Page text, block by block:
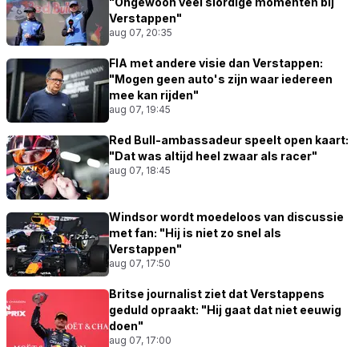
Verstappen"
aug 07, 20:35
FIA met andere visie dan Verstappen:
"Mogen geen auto's zijn waar iedereen
mee kan rijden"
aug 07, 19:45
Red Bull-ambassadeur speelt open kaart:
"Dat was altijd heel zwaar als racer"
aug 07, 18:45
Windsor wordt moedeloos van discussie
met fan: "Hij is niet zo snel als
Verstappen"
aug 07, 17:50
Britse journalist ziet dat Verstappens
geduld opraakt: "Hij gaat dat niet eeuwig
doen"
aug 07, 17:00